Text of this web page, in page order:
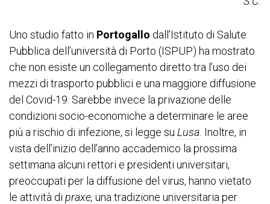
Uno studio fatto in Portogallo dall’Istituto di Salute
Pubblica dell’università di Porto (ISPUP) ha mostrato
che non esiste un collegamento diretto tra l’uso dei
mezzi di trasporto pubblici e una maggiore diffusione
del Covid-19. Sarebbe invece la privazione delle
condizioni socio-economiche a determinare le aree
più a rischio di infezione, si legge su Lusa Inoltre, in
vista dell’inizio dell’anno accademico la prossima
settimana alcuni rettori e presidenti universitari,
preoccupati per la diffusione del virus, hanno vietato
le attività di praxe, una tradizione universitaria per